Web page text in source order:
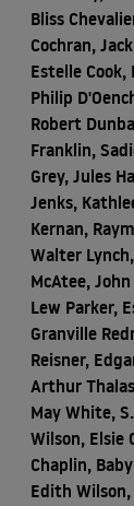
Bliss
Cochran,
Estelle Cook,
Philip
Robert
Franklin,
Grey, Jules
Jenks,
Kernan,
Walter
McAtee,
Lew Parker,
Granville
Reisner,
Arthur
May White,
Wilson, Elsie
Chaplin,
Edith